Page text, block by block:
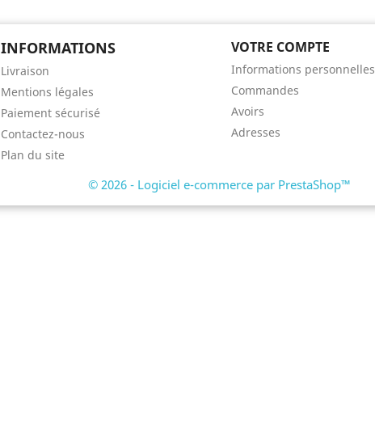
INFORMATIONS
Livraison
Mentions légales
Paiement sécurisé
Contactez-nous
Plan du site
VOTRE COMPTE
Informations personnelles
Commandes
Avoirs
Adresses
© 2026 - Logiciel e-commerce par PrestaShop™